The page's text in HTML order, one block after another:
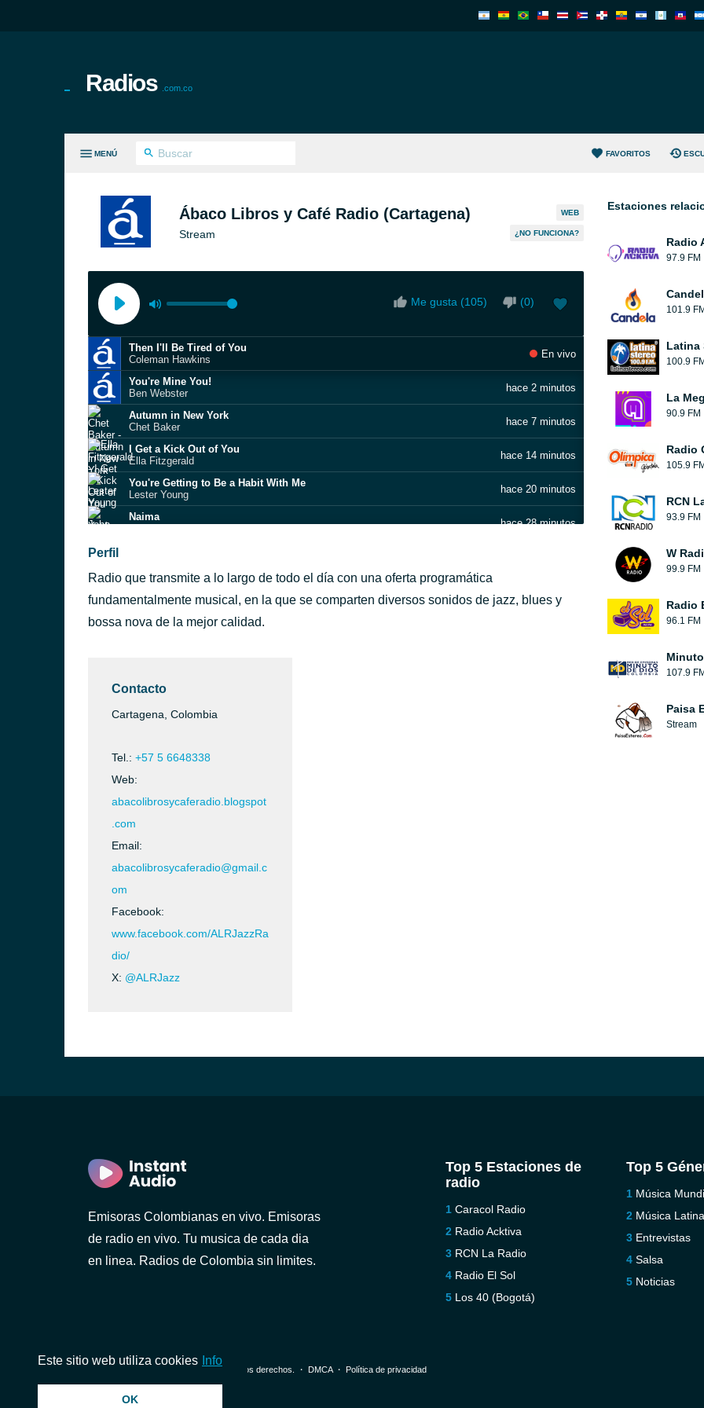
Radios .com.co
MENÚ FAVORITOS
Ábaco Libros y Café Radio (Cartagena)
Stream
WEB
¿NO FUNCIONA?
Me gusta (105) (0)
Then I'll Be Tired of You
Coleman Hawkins
En vivo
You're Mine You!
Ben Webster
hace 2 minutos
Autumn in New York
Chet Baker
hace 7 minutos
I Get a Kick Out of You
Ella Fitzgerald
hace 14 minutos
You're Getting to Be a Habit With Me
Lester Young
hace 20 minutos
Naima
hace 28 minutos
Street of Dreams
Chet Baker
Comes Love
Billie Holiday
Perfil
Radio que transmite a lo largo de todo el día con una oferta programática
fundamentalmente musical, en la que se comparten diversos sonidos de jazz, blues y
bossa nova de la mejor calidad.
Contacto
Cartagena, Colombia
Tel.: +57 5 6648338
Web:
abacolibrosycaferadio.blogspot
.com
Email:
abacolibrosycaferadio@gmail.c
om
Facebook:
www.facebook.com/ALRJazzRa
dio/
X: @ALRJazz
Estaciones
Radio
97.9 FM
101.9 FM
Latina
100.9 FM
La
90.9 FM
Radio
105.9 FM
RCN
93.9 FM
W
99.9 FM
Radio
96.1 FM
107.9 FM
Paisa
Stream
Emisoras Colombianas en vivo. Emisoras
de radio en vivo. Tu musica de cada dia
en linea. Radios de Colombia sin limites.
Top 5 Estaciones de
radio
Caracol Radio
Radio Acktiva
RCN La Radio
Radio El Sol
Los 40 (Bogotá)
Top 5
Música
Música Latina
Entrevistas
Salsa
Noticias
© 2026 InstantAudio. Reservados todos los derechos. ・ DMCA・ Política de privacidad
Este sitio web utiliza cookies Info
OK